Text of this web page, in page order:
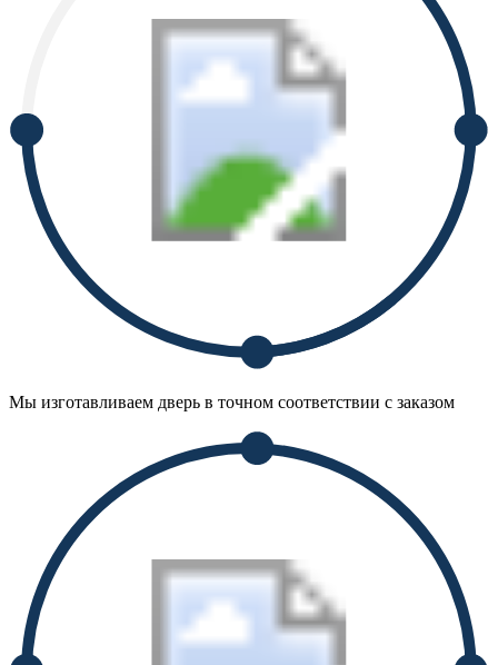
Мы изготавливаем дверь в точном соответствии с заказом